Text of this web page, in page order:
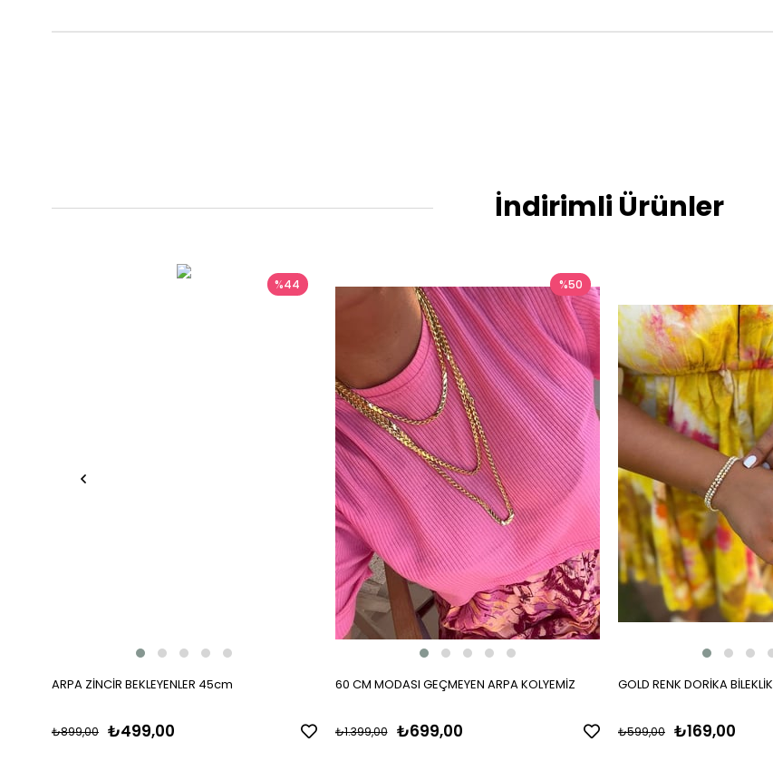
İndirimli Ürünler
ARPA ZİNCİR BEKLEYENLER 45cm
₺499,00
₺899,00
%44
60 CM MODASI GEÇMEYEN ARPA KOLYEMİZ
₺699,00
₺1.399,00
%50
GOLD RENK DORİKA BİLEKLİK
₺169,00
₺599,00